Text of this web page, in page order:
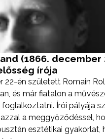
(1866. december
írója
22-én született Romain
és már fiatalon a
Írói pályája
a meggyőződéssel,
esztétikai gyakorlat,